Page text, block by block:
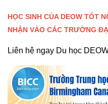
HỌC SINH CỦA DEOW TỐT
NHẬN VÀO CÁC TRƯỜNG
Liên hệ ngay Du học